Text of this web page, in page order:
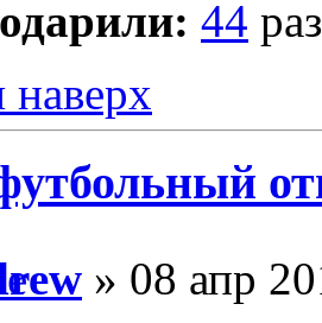
44
наверх
» 08 апр